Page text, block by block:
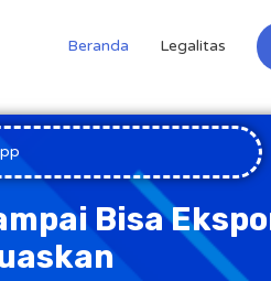
Beranda Legalitas
Bisa